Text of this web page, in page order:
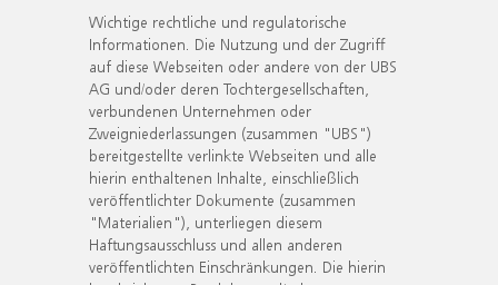
Wichtige rechtliche und regulatorische
Informationen. Die Nutzung und der Zugriff
auf diese Webseiten oder andere von der UBS
AG und/oder deren Tochtergesellschaften,
verbundenen Unternehmen oder
Zweigniederlassungen (zusammen "UBS")
bereitgestellte verlinkte Webseiten und alle
hierin enthaltenen Inhalte, einschließlich
veröffentlichter Dokumente (zusammen
"Materialien"), unterliegen diesem
Haftungsausschluss und allen anderen
veröffentlichten Einschränkungen. Die hierin